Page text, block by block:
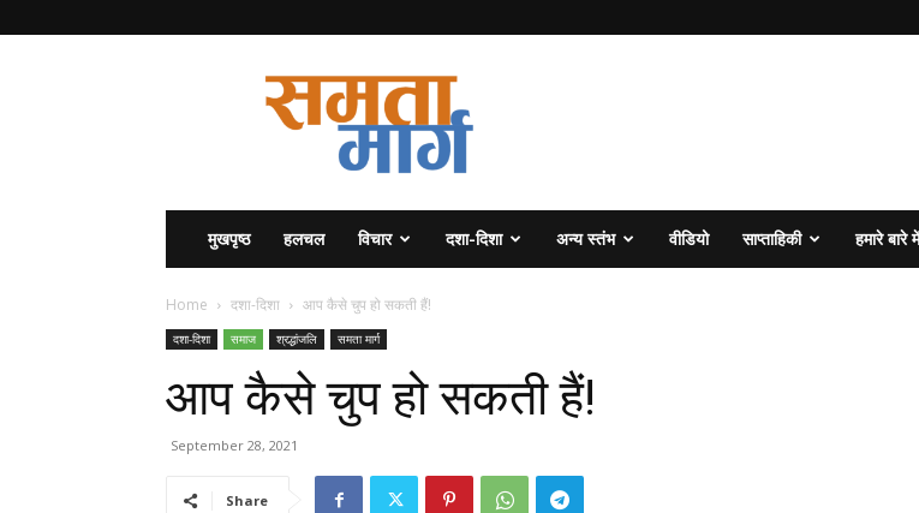
मुखपृष्ठ हलचल विचार दशा-दिशा अन्य स्तंभ वीडियो साप्ताहिकी हमारे बारे में
Home दशा-दिशा आप कैसे चुप हो सकती हैं!
दशा-दिशा समाज श्रद्धांजलि समता मार्ग
आप कैसे चुप हो सकती हैं!
September 28, 2021
Share